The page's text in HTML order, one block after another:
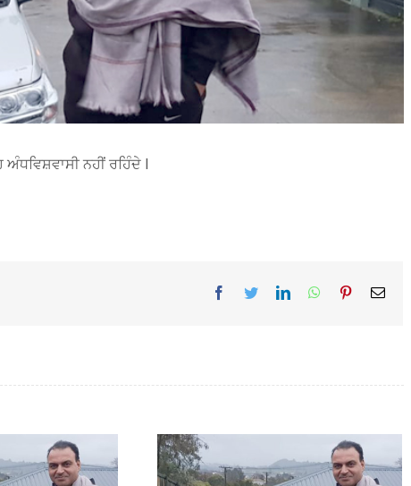
ਨਹੀਂ ਰਹਿੰਦੇ l
Facebook
TwitterLinkedInWhatsApp
PinterestEmail